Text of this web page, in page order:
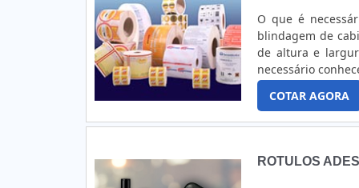
O que é necessário
blindagem de
de altura e largura. Antes de adquirir o serviço e para saber mais sobre o
necessário
realizado de maneira eficiente e
projeto detalhado
COTAR AGORA
ROTULOS